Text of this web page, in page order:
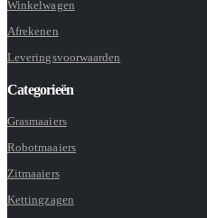
Winkelwagen
Afrekenen
Leveringsvoorwaarden
Categorieën
Grasmaaiers
Robotmaaiers
Zitmaaiers
Kettingzagen